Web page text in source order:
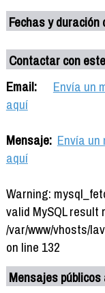
Fechas y duración
Contactar con
Email:
Envía un
aquí
Mensaje: Envía
aquí
Warning:
valid MySQL result
/var/www/vhosts/
on line 132
Mensajes